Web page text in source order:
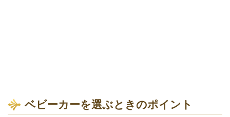
ベビーカーを選ぶときのポイント